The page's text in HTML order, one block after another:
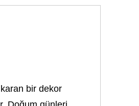
bir dekor